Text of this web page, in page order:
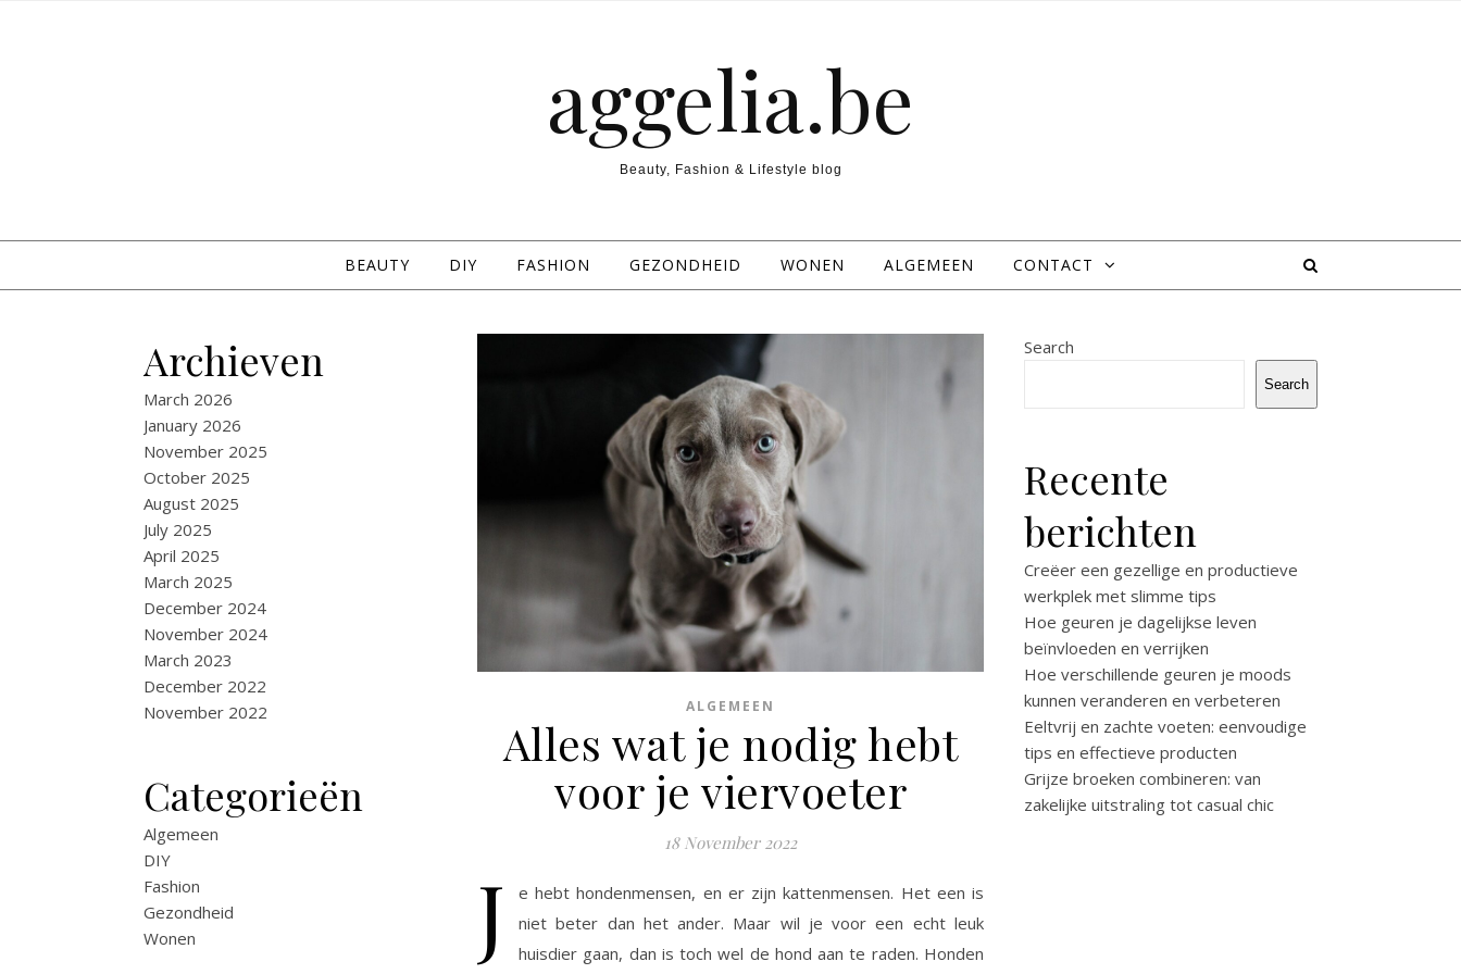
aggelia.be
Beauty, Fashion & Lifestyle blog
BEAUTY DIY FASHION GEZONDHEID WONEN ALGEMEEN CONTACT
Archieven
March 2026
January 2026
November 2025
October 2025
August 2025
July 2025
April 2025
March 2025
December 2024
November 2024
March 2023
December 2022
November 2022
Categorieën
Algemeen
DIY
Fashion
Gezondheid
Wonen
ALGEMEEN
Alles wat je nodig hebt
voor je viervoeter
18 November 2022
J
e hebt hondenmensen, en er zijn kattenmensen. Het een is
niet beter dan het ander. Maar wil je voor een echt leuk
huisdier gaan, dan is toch wel de hond aan te raden. Honden
Search
Search
Recente
berichten
Creëer een gezellige en productieve
werkplek met slimme tips
Hoe geuren je dagelijkse leven
beïnvloeden en verrijken
Hoe verschillende geuren je moods
kunnen veranderen en verbeteren
Eeltvrij en zachte voeten: eenvoudige
tips en effectieve producten
Grijze broeken combineren: van
zakelijke uitstraling tot casual chic